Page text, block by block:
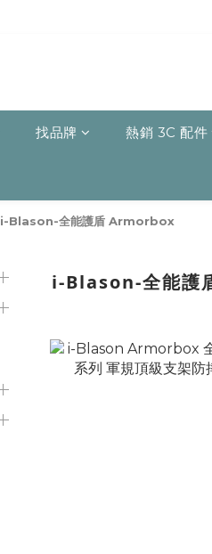
找品牌 熱銷 3C 配件
i-Blason-全能護盾 Armorbox
i-Blason-全能